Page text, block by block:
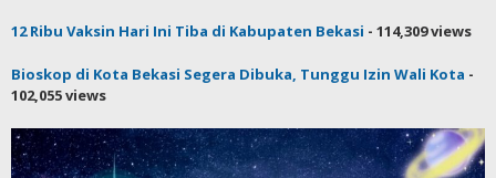
12 Ribu Vaksin Hari Ini Tiba di Kabupaten Bekasi - 114,309 views
Bioskop di Kota Bekasi Segera Dibuka, Tunggu Izin Wali Kota -
102,055 views